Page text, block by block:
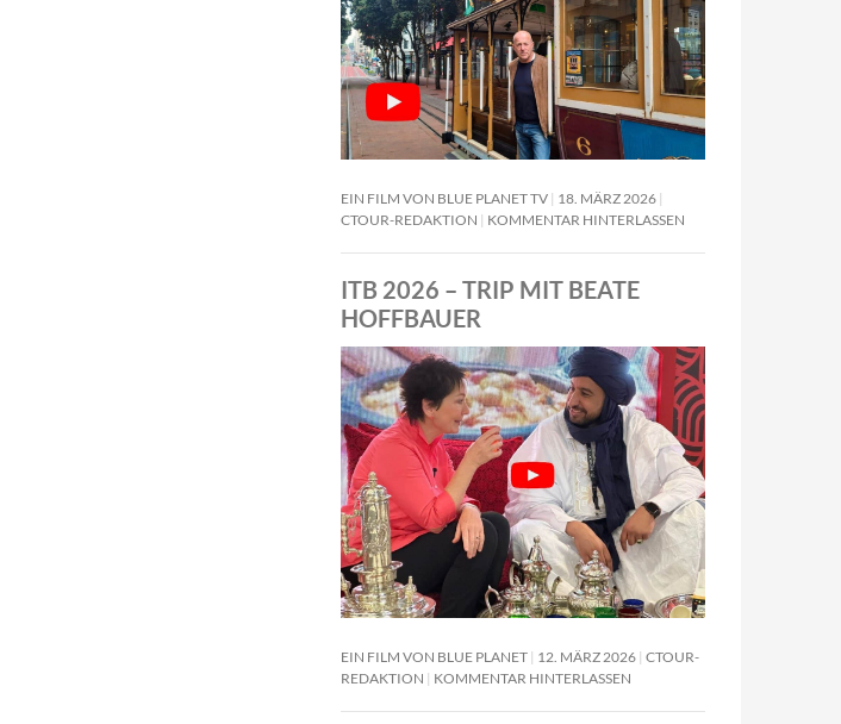
EIN FILM VON BLUE PLANET TV 18. MÄRZ 2026
CTOUR-REDAKTION
KOMMENTAR HINTERLASSEN
ITB 2026 – TRIP MIT BEATE
HOFFBAUER
EIN FILM VON BLUE PLANET 12. MÄRZ 2026 CTOUR-
REDAKTION
KOMMENTAR HINTERLASSEN